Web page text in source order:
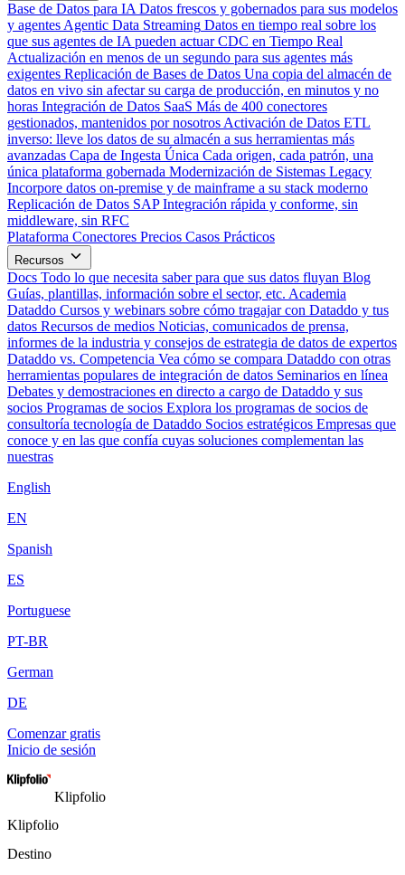
Base de Datos para IA Datos frescos y gobernados para sus modelos
y agentes Agentic Data Streaming Datos en tiempo real sobre los
que sus agentes de IA pueden actuar CDC en Tiempo Real
Actualización en menos de un segundo para sus agentes más
exigentes Replicación de Bases de Datos Una copia del almacén de
datos en vivo sin afectar su carga de producción, en minutos y no
horas Integración de Datos SaaS Más de 400 conectores
gestionados, mantenidos por nosotros Activación de Datos ETL
inverso: lleve los datos de su almacén a sus herramientas más
avanzadas Capa de Ingesta Única Cada origen, cada patrón, una
única plataforma gobernada Modernización de Sistemas Legacy
Incorpore datos on-premise y de mainframe a su stack moderno
Replicación de Datos SAP Integración rápida y conforme, sin
middleware, sin RFC
Plataforma Conectores Precios Casos Prácticos
Recursos
Docs Todo lo que necesita saber para que sus datos fluyan Blog
Guías, plantillas, información sobre el sector, etc. Academia
Dataddo Cursos y webinars sobre cómo tragajar con Dataddo y tus
datos Recursos de medios Noticias, comunicados de prensa,
informes de la industria y consejos de estrategia de datos de expertos
Dataddo vs. Competencia Vea cómo se compara Dataddo con otras
herramientas populares de integración de datos Seminarios en línea
Debates y demostraciones en directo a cargo de Dataddo y sus
socios Programas de socios Explora los programas de socios de
consultoría tecnología de Dataddo Socios estratégicos Empresas que
conoce y en las que confía cuyas soluciones complementan las
nuestras
English
EN
Spanish
ES
Portuguese
PT-BR
German
DE
Comenzar gratis
Inicio de sesión
Klipfolio
Klipfolio
Destino